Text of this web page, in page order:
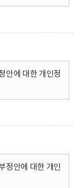
안에 대한 개인정
정안에 대한 개인